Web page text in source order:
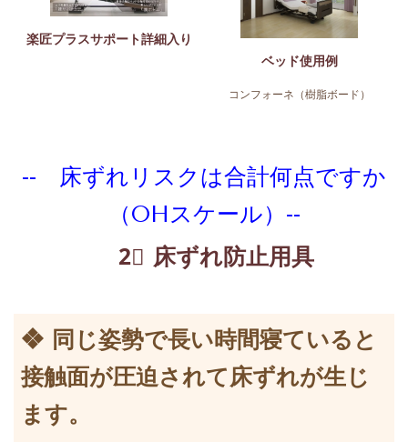
楽匠プラスサポート詳細入り
ベッド使用例
コンフォーネ（樹脂ボード）
-- 床ずれリスクは合計何点ですか
（OHスケール）--
2⃣ 床ずれ防止用具
❖ 同じ姿勢で長い時間寝ていると
接触面が圧迫されて床ずれが生じ
ます。